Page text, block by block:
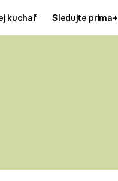
kuchař Sledujte prima+